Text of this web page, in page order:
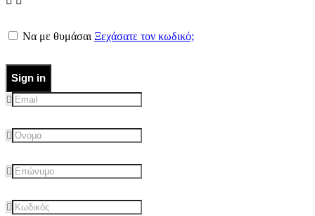
Να με θυμάσαι Ξεχάσατε τον κωδικό;
Sign in